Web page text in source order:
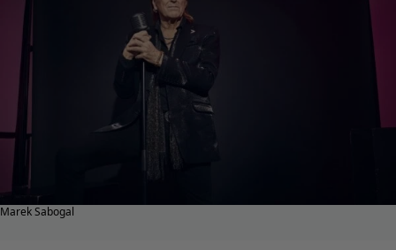
Marek Sabogal